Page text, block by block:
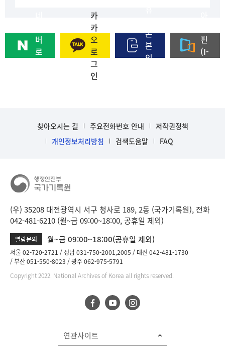
버
로
카
카
오
로
그
인
폰
본
인
핀
(I-
찾아오시는 길 주요전화번호 안내
저작권정책
개인정보처리방침
검색도움말 FAQ
(우) 35208 대전광역시 서구 청사로 189, 2동 (국가기록원), 전화
042-481-6210 (월~금 09:00~18:00, 공휴일 제외)
열람문의 월~금 09:00~18:00(공휴일 제외)
서울 02-720-2721 성남 031-750-2001,2005
대전 042-481-1730
부산 051-550-8023
광주 062-975-5791
Copyright 2022. National Archives of Korea all rights reserved.
연관사이트